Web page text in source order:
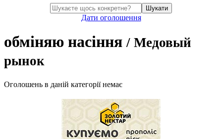
Шукати
Дати оголошення
обміняю насіння/ Медовый
рынок
Оголошень в даній категорії немає